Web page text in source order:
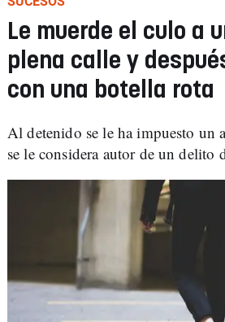
Le muerde el culo a
plena calle y
con una botella rota
Al detenido se le ha impuesto un
se le considera autor de un delito